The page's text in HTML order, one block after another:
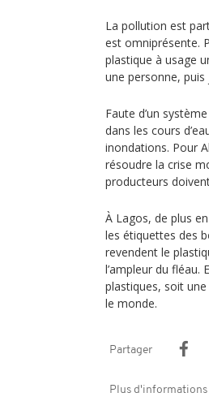
La pollution est
est omniprésente.
plastique à usage
une personne, puis
Faute d’un
dans les cours
inondations. Pour
résoudre la crise
producteurs
À Lagos, de plus
les étiquettes des
revendent le
l’ampleur du fléau.
plastiques, soit
le monde.
Partager
Plus d'informations